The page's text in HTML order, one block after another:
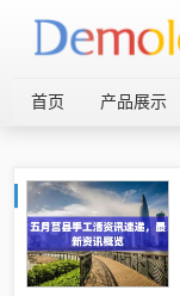
首页 产品展示